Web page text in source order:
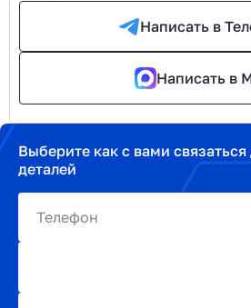
Написать в
Написать в
Выберите как с вами
деталей
Телефон